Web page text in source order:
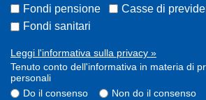
Fondi pensione
Casse di
Fondi sanitari
Leggi l'informativa sulla privacy »
Tenuto conto dell'informativa in materia di
personali
Do il consenso
Non do il consenso